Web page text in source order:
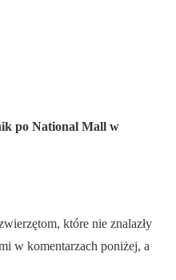
po National Mall w
które nie znalazły
w komentarzach poniżej, a